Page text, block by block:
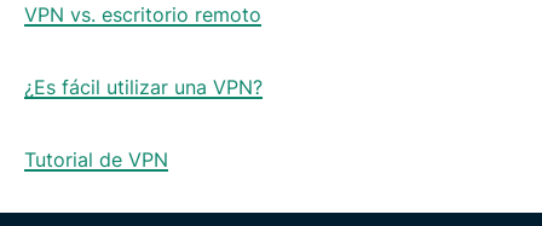
VPN vs. escritorio remoto
¿Es fácil utilizar una VPN?
Tutorial de VPN